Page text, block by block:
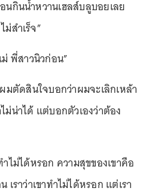
นกินน้ำหวานเฮลส์บลูบอยเลย
สำเร็จ”
พี่สาวนิวก่อน”
มตัดสินใจบอกว่าผมจะเลิกเหล้า
น่าได้ แต่บอกตัวเองว่าต้อง
ำไม่ได้หรอก ความสุขของเขาคือ
ราว่าเขาทำไม่ได้หรอก แต่เรา